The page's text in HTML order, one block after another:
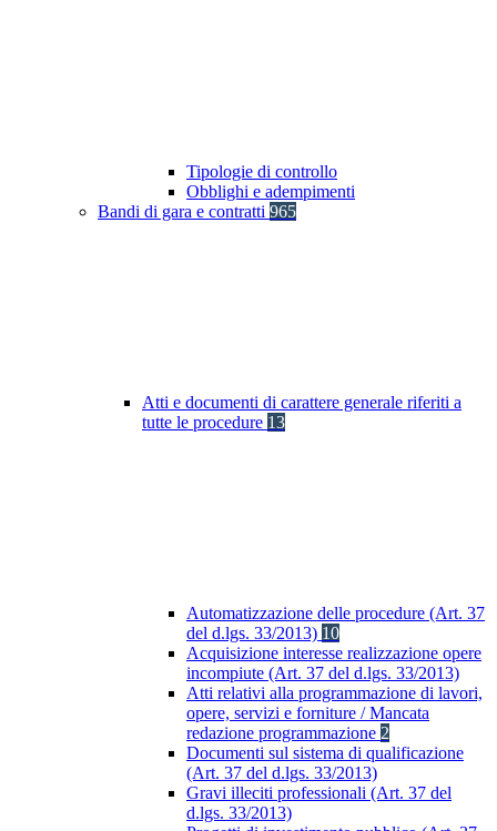
Tipologie di controllo
Obblighi e adempimenti
Bandi di gara e contratti 965
Atti e documenti di carattere generale riferiti a
tutte le procedure 13
Automatizzazione delle procedure (Art. 37
del d.lgs. 33/2013) 10
Acquisizione interesse realizzazione opere
incompiute (Art. 37 del d.lgs. 33/2013)
Atti relativi alla programmazione di lavori,
opere, servizi e forniture / Mancata
redazione programmazione 2
Documenti sul sistema di qualificazione
(Art. 37 del d.lgs. 33/2013)
Gravi illeciti professionali (Art. 37 del
d.lgs. 33/2013)